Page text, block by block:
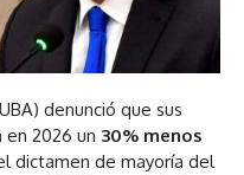
denunció que sus
2026 un 30% menos
dictamen de mayoría del